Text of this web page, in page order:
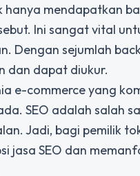
hanya mendapatkan
Ini sangat vital
Dengan sejumlah
dan dapat diukur.
e-commerce yang
SEO adalah salah
Jadi, bagi pemilik
jasa SEO dan